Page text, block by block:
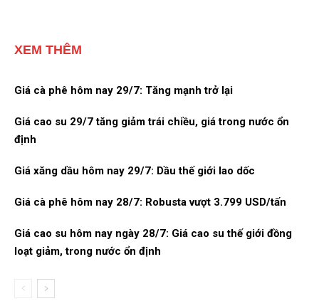
XEM THÊM
Giá cà phê hôm nay 29/7: Tăng mạnh trở lại
Giá cao su 29/7 tăng giảm trái chiều, giá trong nước ổn
định
Giá xăng dầu hôm nay 29/7: Dầu thế giới lao dốc
Giá cà phê hôm nay 28/7: Robusta vượt 3.799 USD/tấn
Giá cao su hôm nay ngày 28/7: Giá cao su thế giới đồng
loạt giảm, trong nước ổn định